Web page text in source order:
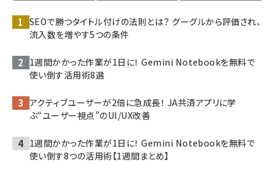
SEOで勝つタイトル付けの法則とは？ グーグルから評価され、
流入数を増やす5つの条件
1週間かかった作業が1日に！ Gemini Notebookを無料で
使い倒す活用術8選
アクティブユーザーが2倍に急成長！ JA共済アプリに学
ぶ“ユーザー視点”のUI/UX改善
1週間かかった作業が1日に！ Gemini Notebookを無料で
使い倒す8つの活用術【1週間まとめ】